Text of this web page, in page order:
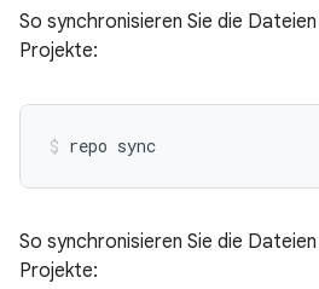
So synchronisieren Sie die
Projekte:
repo sync
So synchronisieren Sie die
Projekte: